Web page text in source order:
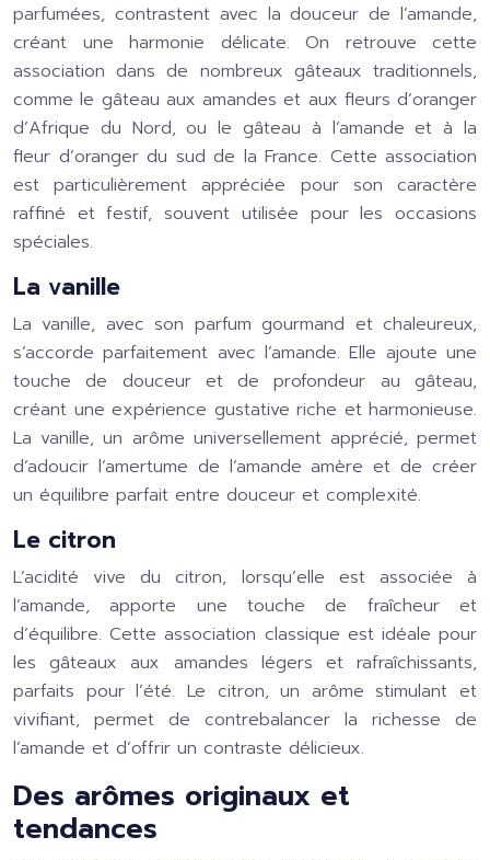
parfumées, contrastent avec la douceur de l’amande,
créant une harmonie délicate. On retrouve cette
association dans de nombreux gâteaux traditionnels,
comme le gâteau aux amandes et aux fleurs d’oranger
d’Afrique du Nord, ou le gâteau à l’amande et à la
fleur d’oranger du sud de la France. Cette association
est particulièrement appréciée pour son caractère
raffiné et festif, souvent utilisée pour les occasions
spéciales.
La vanille
La vanille, avec son parfum gourmand et chaleureux,
s’accorde parfaitement avec l’amande. Elle ajoute une
touche de douceur et de profondeur au gâteau,
créant une expérience gustative riche et harmonieuse.
La vanille, un arôme universellement apprécié, permet
d’adoucir l’amertume de l’amande amère et de créer
un équilibre parfait entre douceur et complexité.
Le citron
L’acidité vive du citron, lorsqu’elle est associée à
l’amande, apporte une touche de fraîcheur et
d’équilibre. Cette association classique est idéale pour
les gâteaux aux amandes légers et rafraîchissants,
parfaits pour l’été. Le citron, un arôme stimulant et
vivifiant, permet de contrebalancer la richesse de
l’amande et d’offrir un contraste délicieux.
Des arômes originaux et
tendances